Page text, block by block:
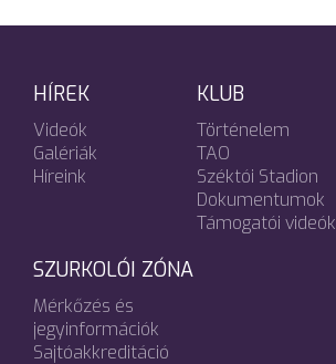
HÍREK
Videók
Galériák
Híreink
KLUB
Történelem
TAO
Széktói Stadion
Dokumentumok
Támogatói videók
SZURKOLÓI ZÓNA
Mérkőzés és
jegyinformációk
Sajtóakkreditáció